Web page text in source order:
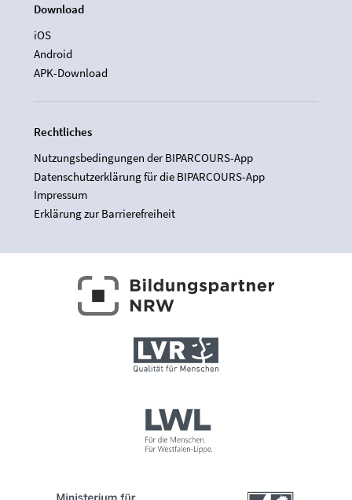
Download
iOS
Android
APK-Download
Rechtliches
Nutzungsbedingungen der BIPARCOURS-App
Datenschutzerklärung für die BIPARCOURS-App
Impressum
Erklärung zur Barrierefreiheit